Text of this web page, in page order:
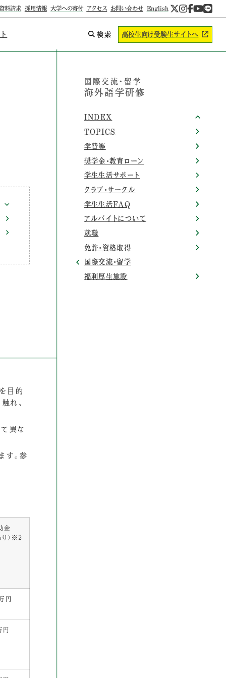
料請求 採用情報 大学への寄付 アクセス お問い合わせ English
検索 高校生向け受験生サイトへ
目的
れ、
異な
す。参
金
り）※2
円
円
国際交流・留学
海外語学研修
INDEX
TOPICS
学費等
奨学金・教育ローン
学生生活サポート
クラブ・サークル
学生生活FAQ
アルバイトについて
就職
免許・資格取得
国際交流・留学
福利厚生施設